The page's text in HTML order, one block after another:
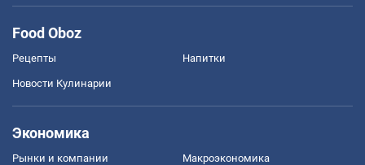
Food Oboz
Рецепты Напитки
Новости Кулинарии
Экономика
Рынки и компании Mакроэкономика